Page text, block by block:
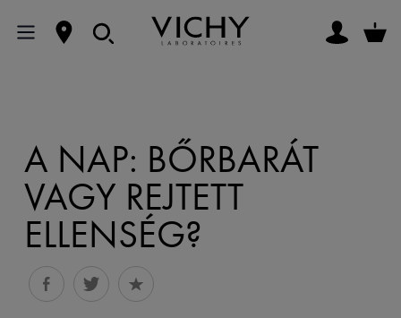
A NAP: BŐRBARÁT
VAGY REJTETT
ELLENSÉG?